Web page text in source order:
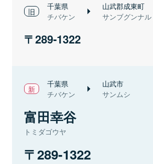
千葉県
チバケン
山武郡成東町
サンブグンナ
289-1322
千葉県
チバケン
山武市
サンムシ
富田幸谷
トミダゴウヤ
289-1322